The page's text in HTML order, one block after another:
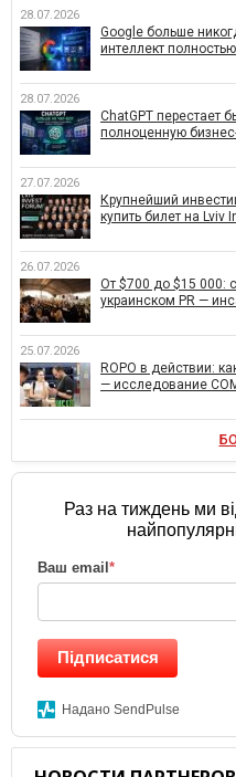
28.07.2026
Google больше
интеллект
28.07.2026
ChatGPT перестает
полноценную
27.07.2026
Крупнейший
купить билет на Lviv
26.07.2026
От $700 до $15 000:
украинском PR —
25.07.2026
ROPO в действии:
— исследование
Раз на тиждень ми
Ваш email *
Підписатися
Надано SendPulse